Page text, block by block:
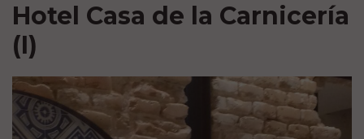
Hotel Casa de la Carnicería
(I)